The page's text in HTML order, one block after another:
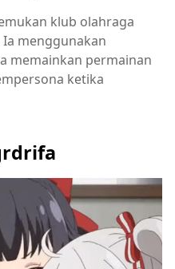
klub olahraga
menggunakan
memainkan permainan
ketika